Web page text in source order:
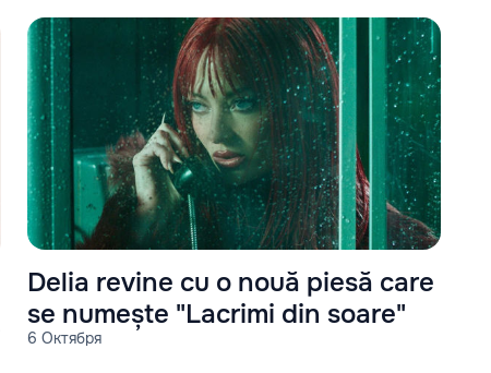
6 Октября
Delia revine cu o nouă piesă care
se numește "Lacrimi din soare"